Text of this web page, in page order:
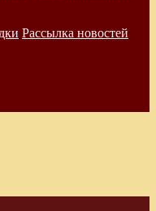
Рассылка новостей